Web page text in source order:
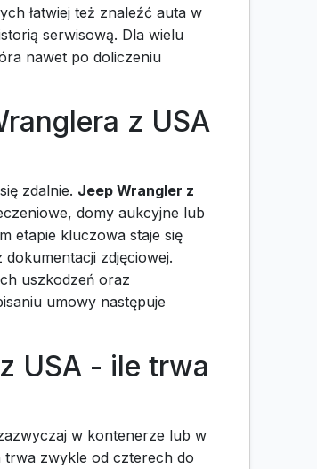
łatwiej też znaleźć auta w
serwisową. Dla wielu
nawet po doliczeniu
z USA
zdalnie. Jeep Wrangler z
domy aukcyjne lub
etapie kluczowa staje się
zdjęciowej.
uszkodzeń oraz
umowy następuje
USA - ile trwa
w kontenerze lub w
trwa zwykle od czterech do